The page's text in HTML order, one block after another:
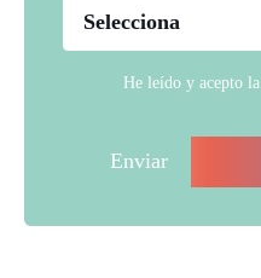
He leído y acepto la